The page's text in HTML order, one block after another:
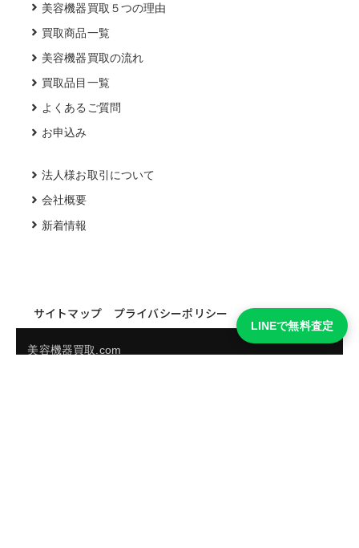
美容機器買取５つの理由
買取商品一覧
美容機器買取の流れ
買取品目一覧
よくあるご質問
お申込み
法人様お取引について
会社概要
新着情報
サイトマップ プライバシーポリシー
美容機器買取.com
LINEで無料査定